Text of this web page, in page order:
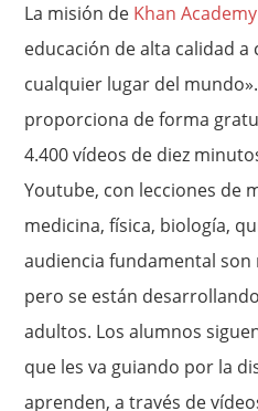
La misión de Khan Academy
educación de alta calidad
cualquier lugar del
proporciona de forma
4.400 vídeos de diez
Youtube, con lecciones de
medicina, física, biología,
audiencia fundamental
pero se están
adultos. Los alumnos
que les va guiando por la
aprenden, a través de